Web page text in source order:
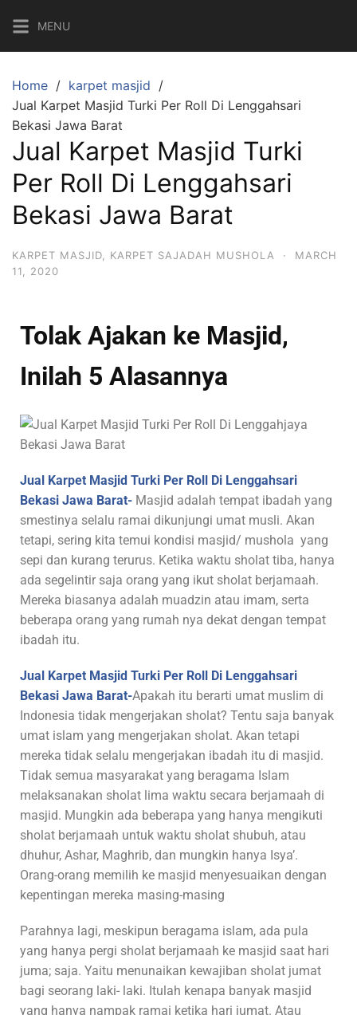
MENU
Home
karpet masjid
Jual Karpet Masjid Turki Per Roll Di Lenggahsari
Bekasi Jawa Barat
Jual Karpet Masjid Turki
Per Roll Di Lenggahsari
Bekasi Jawa Barat
KARPET MASJID KARPET SAJADAH MUSHOLA ·
MARCH
11, 2020
Tolak Ajakan ke Masjid,
Inilah 5 Alasannya
Jual Karpet Masjid Turki Per Roll Di Lenggahsari
Bekasi Jawa Barat- Masjid adalah tempat ibadah yang
smestinya selalu ramai dikunjungi umat musli. Akan
tetapi, sering kita temui kondisi masjid/ mushola yang
sepi dan kurang terurus. Ketika waktu sholat tiba, hanya
ada segelintir saja orang yang ikut sholat berjamaah.
Mereka biasanya adalah muadzin atau imam, serta
beberapa orang yang rumah nya dekat dengan tempat
ibadah itu.
Jual Karpet Masjid Turki Per Roll Di Lenggahsari
Bekasi Jawa Barat-Apakah itu berarti umat muslim di
Indonesia tidak mengerjakan sholat? Tentu saja banyak
umat islam yang mengerjakan sholat. Akan tetapi
mereka tidak selalu mengerjakan ibadah itu di masjid.
Tidak semua masyarakat yang beragama Islam
melaksanakan sholat lima waktu secara berjamaah di
masjid. Mungkin ada beberapa yang hanya mengikuti
sholat berjamaah untuk waktu sholat shubuh, atau
dhuhur, Ashar, Maghrib, dan mungkin hanya Isya’.
Orang-orang memilih ke masjid menyesuaikan dengan
kepentingan mereka masing-masing
Parahnya lagi, meskipun beragama islam, ada pula
yang hanya pergi sholat berjamaah ke masjid saat hari
juma; saja. Yaitu menunaikan kewajiban sholat jumat
bagi seorang laki- laki. Itulah kenapa banyak masjid
yang hanya nampak ramai ketika hari jumat. Atau